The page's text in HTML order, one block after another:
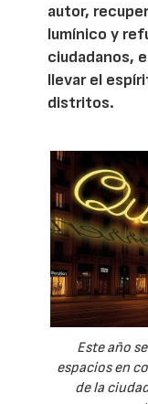
autor,
lumínico y
ciudadanos,
llevar el
distritos.
Este año
espacios en
de la